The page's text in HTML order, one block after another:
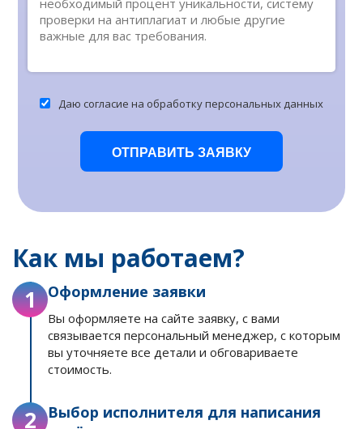
Даю согласие на обработку персональных данных
Как мы работаем?
1 Оформление заявки
Вы оформляете на сайте заявку, с вами
связывается персональный менеджер, с которым
вы уточняете все детали и обговариваете
стоимость.
2
Выбор исполнителя для написания